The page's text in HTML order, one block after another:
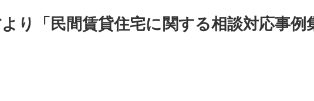
り「民間賃貸住宅に関する相談対応事